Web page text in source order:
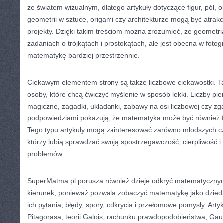
ze światem wizualnym, dlatego artykuły dotyczące figur, pól,
geometrii w sztuce, origami czy architekturze mogą być
projekty. Dzięki takim treściom można zrozumieć, że
zadaniach o trójkątach i prostokątach, ale jest obecna w
matematykę bardziej przestrzennie.
Ciekawym elementem strony są także liczbowe ciekawostki.
osoby, które chcą ćwiczyć myślenie w sposób lekki. Liczby
magiczne, zagadki, układanki, zabawy na osi liczbowej czy
podpowiedziami pokazują, że matematyka może być
Tego typu artykuły mogą zainteresować zarówno młodszych
którzy lubią sprawdzać swoją spostrzegawczość, cierpliwość
problemów.
SuperMatma.pl porusza również dzieje odkryć
kierunek, ponieważ pozwala zobaczyć matematykę jako
ich pytania, błędy, spory, odkrycia i przełomowe pomysły.
Pitagorasa, teorii Galois, rachunku prawdopodobieństwa,